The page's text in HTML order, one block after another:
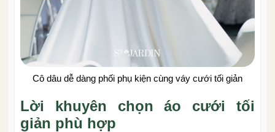
Cô dâu dễ dàng phối phụ kiện cùng váy cưới tối giản
Lời khuyên chọn áo cưới tối
giản phù hợp